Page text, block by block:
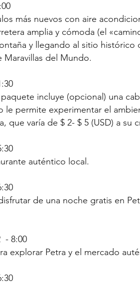
más nuevos con aire
amplia y cómoda (el
y llegando al sitio histórico
Maravillas del Mundo.
incluye (opcional) una
le permite experimentar el
que varía de $ 2- $ 5 (USD) a su
auténtico local.
de una noche gratis en
- 8:00
explorar Petra y el mercado